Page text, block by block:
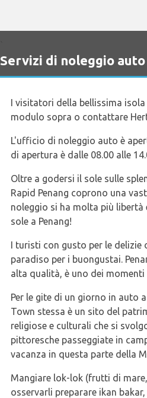
Servizi di noleggio
I visitatori della bellissima
modulo sopra o contattare
L'ufficio di noleggio auto è
di apertura è dalle 08.00 alle
Oltre a godersi il sole sulle
Rapid Penang coprono una
noleggio si ha molta più libertà
sole a Penang!
I turisti con gusto per le delizie
paradiso per i buongustai.
alta qualità, è uno dei
Per le gite di un giorno in auto
Town stessa è un sito del
religiose e culturali che si
pittoresche passeggiate in
vacanza in questa parte della
Mangiare lok-lok (frutti di
osservarli preparare ikan